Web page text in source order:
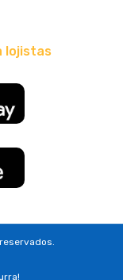
lojistas